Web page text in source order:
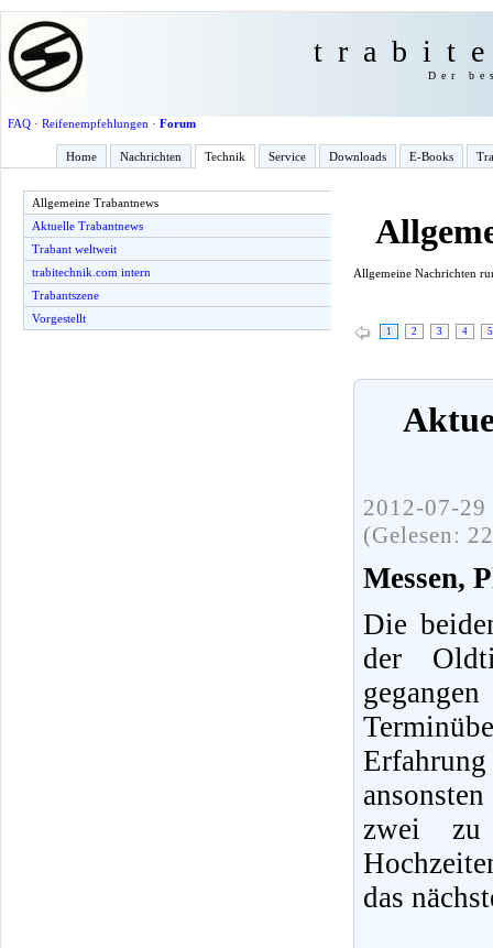
Der
FAQ· Reifenempfehlungen · Forum
Home Nachrichten Technik Service Downloads E-Books
Allgemeine Trabantnews
Aktuelle Trabantnews
Trabant weltweit
trabitechnik.com intern
Trabantszene
Vorgestellt
Allgemeine Nachrichten
1 2 3 4 5
2012-07-
(Gelesen:
Messen,
Die
der
zwei zu
das